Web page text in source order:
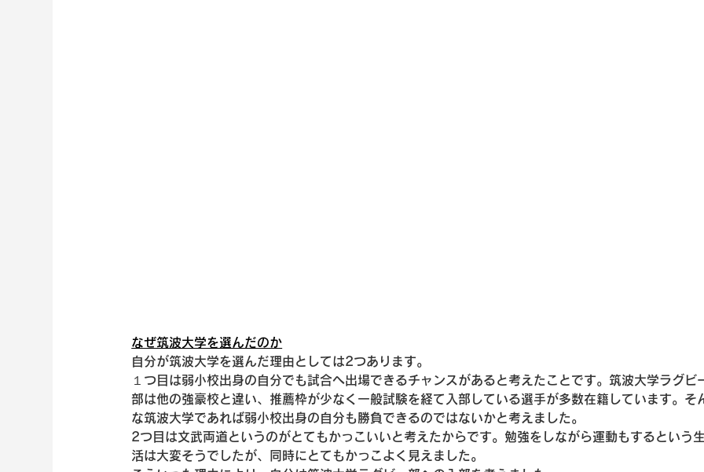
なぜ筑波大学を選んだのか
自分が筑波大学を選んだ理由としては2つあります。
１つ目は弱小校出身の自分でも試合へ出場できるチャンスがあると考えたことです。筑波大学ラグビ
部は他の強豪校と違い、推薦枠が少なく一般試験を経て入部している選手が多数在籍しています。そ
な筑波大学であれば弱小校出身の自分も勝負できるのではないかと考えました。
2つ目は文武両道というのがとてもかっこいいと考えたからです。勉強をしながら運動もするという
活は大変そうでしたが、同時にとてもかっこよく見えました。